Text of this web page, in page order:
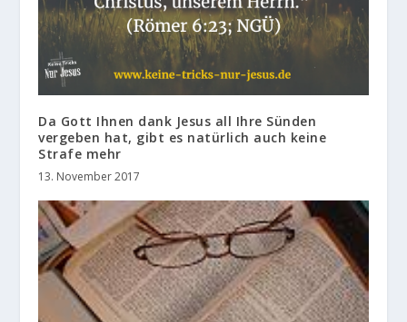
Da Gott Ihnen dank Jesus all Ihre Sünden
vergeben hat, gibt es natürlich auch keine
Strafe mehr
13. November 2017